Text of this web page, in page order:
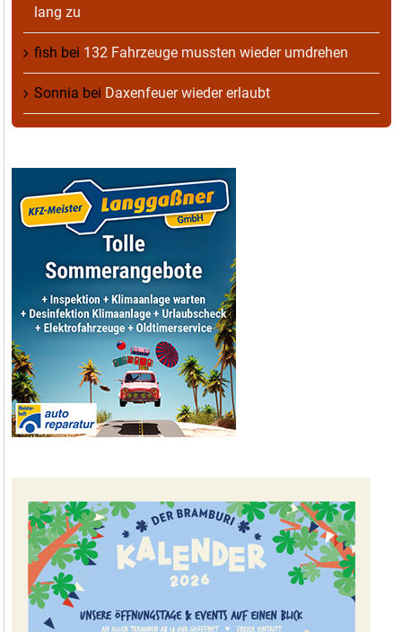
lang zu
fish bei 132 Fahrzeuge mussten wieder umdrehen
Sonnia bei Daxenfeuer wieder erlaubt